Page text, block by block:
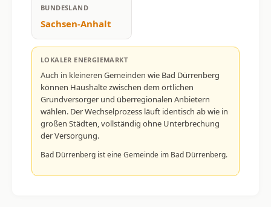
BUNDESLAND
Sachsen-Anhalt
LOKALER ENERGIEMARKT
Auch in kleineren Gemeinden wie Bad Dürrenberg
können Haushalte zwischen dem örtlichen
Grundversorger und überregionalen Anbietern
wählen. Der Wechselprozess läuft identisch ab wie in
großen Städten, vollständig ohne Unterbrechung
der Versorgung.
Bad Dürrenberg ist eine Gemeinde im Bad Dürrenberg.